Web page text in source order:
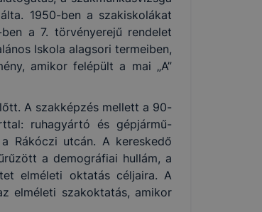
1950-ben a szakiskolákat
a 7. törvényerejű rendelet
Iskola alagsori termeiben,
amikor felépült a mai „A”
A szakképzés mellett a 90-
ruhagyártó és gépjármű-
Rákóczi utcán. A kereskedő
a demográfiai hullám, a
elméleti oktatás céljaira. A
elméleti szakoktatás, amikor